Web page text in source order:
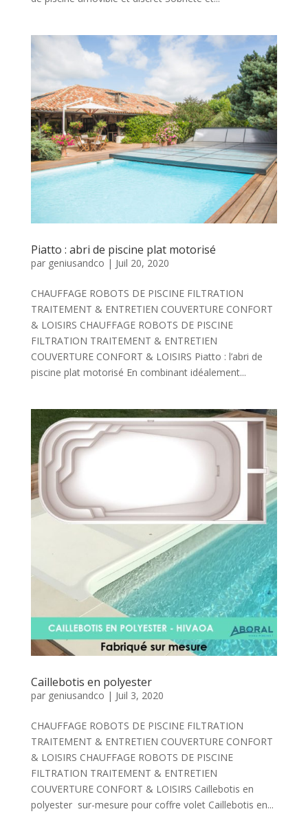
Piatto : abri de piscine plat motorisé
par geniusandco | Juil 20, 2020
CHAUFFAGE ROBOTS DE PISCINE FILTRATION
TRAITEMENT & ENTRETIEN COUVERTURE CONFORT
& LOISIRS CHAUFFAGE ROBOTS DE PISCINE
FILTRATION TRAITEMENT & ENTRETIEN
COUVERTURE CONFORT & LOISIRS Piatto : l’abri de
piscine plat motorisé En combinant idéalement...
Caillebotis en polyester
par geniusandco | Juil 3, 2020
CHAUFFAGE ROBOTS DE PISCINE FILTRATION
TRAITEMENT & ENTRETIEN COUVERTURE CONFORT
& LOISIRS CHAUFFAGE ROBOTS DE PISCINE
FILTRATION TRAITEMENT & ENTRETIEN
COUVERTURE CONFORT & LOISIRS Caillebotis en
polyester sur-mesure pour coffre volet Caillebotis en...